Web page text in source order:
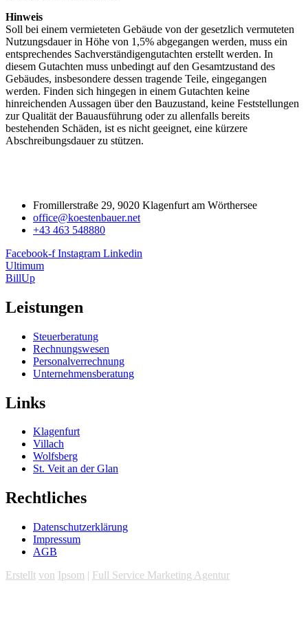
Hinweis
Soll bei einem vermieteten Gebäude von der gesetzlich vermuteten
Nutzungsdauer in Höhe von 1,5% abgegangen werden, muss ein
entsprechendes Sachverständigengutachten erstellt werden. In
diesem Gutachten muss unbedingt auf den Gesamtzustand des
Gebäudes, insbesondere dessen tragende Teile, eingegangen
werden. Finden sich hingegen in einem Gutachten keine
hinreichenden Aussagen über den Bauzustand, keine Feststellungen
zur Qualität der Bauausführung oder zu allenfalls bereits
bestehenden Schäden, ist es nicht geeignet, eine kürzere
Abschreibungsdauer zu stützen.
Fromillerstraße 29, 9020 Klagenfurt am Wörthersee
office@koestenbauer.net
+43 463 548880
Facebook-f Instagram Linkedin
Ultimum
BillUp
Leistungen
Steuerberatung
Rechnungswesen
Personalverrechnung
Unternehmensberatung
Links
Klagenfurt
Villach
Wolfsberg
St. Veit an der Glan
Rechtliches
Datenschutzerklärung
Impressum
AGB
Erstellt von Ipsom | Full Service Marketing Agentur